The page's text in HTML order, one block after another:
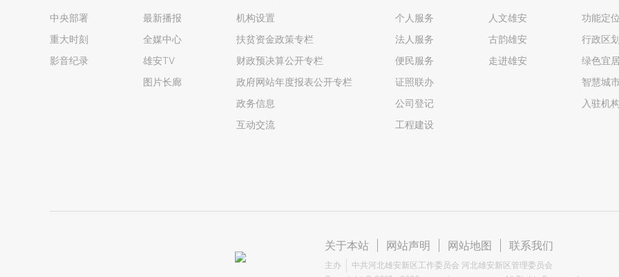
中央部署
重大时刻
影音纪录
最新播报
全媒中心
雄安TV
图片长廊
机构设置
扶贫资金政策专栏
财政预决算公开专栏
政府网站年度报表公开专栏
政务信息
互动交流
个人服务
法人服务
便民服务
证照联办
公司登记
工程建设
人文雄安
古韵雄安
走进雄安
功能定
行政区
绿色宜
智慧城
入驻机
关于本站 网站声明 网站地图 联系我们
主办
中共河北雄安新区工作委员会 河北雄安新区管理委员会